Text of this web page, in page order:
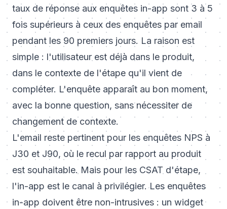
taux de réponse aux enquêtes in-app sont 3 à 5
fois supérieurs à ceux des enquêtes par email
pendant les 90 premiers jours. La raison est
simple : l'utilisateur est déjà dans le produit,
dans le contexte de l'étape qu'il vient de
compléter. L'enquête apparaît au bon moment,
avec la bonne question, sans nécessiter de
changement de contexte.
L'email reste pertinent pour les enquêtes NPS à
J30 et J90, où le recul par rapport au produit
est souhaitable. Mais pour les CSAT d'étape,
l'in-app est le canal à privilégier. Les enquêtes
in-app doivent être non-intrusives : un widget